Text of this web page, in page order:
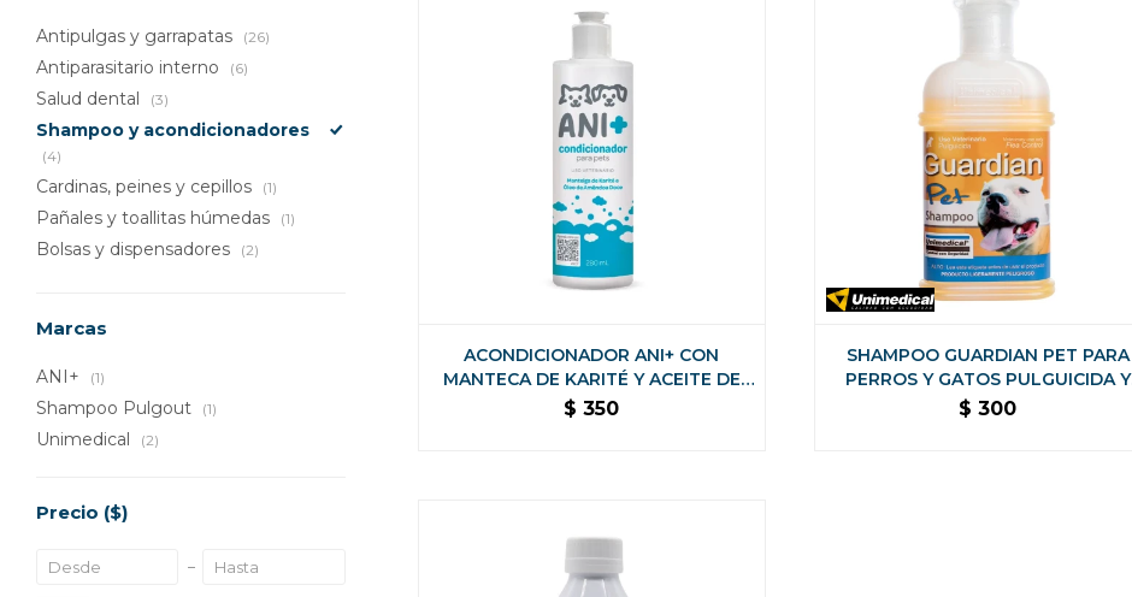
ACONDICIONADOR ANI+ CON
MANTECA DE KARITÉ Y ACEITE DE
ALMENDRA DULCE PARA PERROS Y
$ 350
SHAMPOO GUARDIAN PET PARA
PERROS Y GATOS PULGUICIDA Y
PIOJICIDA 200 ML
$ 300
Antipulgas y garrapatas (26)
Antiparasitario interno (6)
Salud dental (3)
Shampoo y acondicionadores
(4)
Cardinas, peines y cepillos (1)
Pañales y toallitas húmedas (1)
Bolsas y dispensadores (2)
Marcas
ANI+ (1)
Shampoo Pulgout (1)
Unimedical (2)
Precio ($)